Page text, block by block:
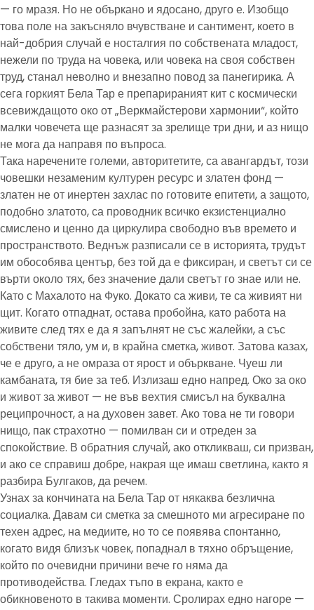
— го мразя. Но не объркано и ядосано, друго е. Изобщо
това поле на закъсняло вчувстване и сантимент, което в
най-добрия случай е носталгия по собствената младост,
нежели по труда на човека, или човека на своя собствен
труд, станал неволно и внезапно повод за панегирика. А
сега горкият Бела Тар е препарираният кит с космически
всевиждащото око от „Веркмайстерови хармонии“, който
малки човечета ще разнасят за зрелище три дни, и аз нищо
не мога да направя по въпроса.
Така наречените големи, авторитетите, са авангардът, този
човешки незаменим културен ресурс и златен фонд —
златен не от инертен захлас по готовите епитети, а защото,
подобно златото, са проводник всичко екзистенциално
смислено и ценно да циркулира свободно във времето и
пространството. Веднъж разписали се в историята, трудът
им обособява център, без той да е фиксиран, и светът си се
върти около тях, без значение дали светът го знае или не.
Като с Махалото на Фуко. Докато са живи, те са живият ни
щит. Когато отпаднат, остава пробойна, като работа на
живите след тях е да я запълнят не със жалейки, а със
собствени тяло, ум и, в крайна сметка, живот. Затова казах,
че е друго, а не омраза от ярост и объркване. Чуеш ли
камбаната, тя бие за теб. Излизаш едно напред. Око за око
и живот за живот — не във вехтия смисъл на буквална
реципрочност, а на духовен завет. Ако това не ти говори
нищо, пак страхотно — помилван си и отреден за
спокойствие. В обратния случай, ако откликваш, си призван,
и ако се справиш добре, накрая ще имаш светлина, както я
разбира Булгаков, да речем.
Узнах за кончината на Бела Тар от някаква безлична
социалка. Давам си сметка за смешното ми агресиране по
техен адрес, на медиите, но то се появява спонтанно,
когато видя близък човек, попаднал в тяхно обръщение,
който по очевидни причини вече го няма да
противодейства. Гледах тъпо в екрана, както е
обикновеното в такива моменти. Сролирах едно нагоре —